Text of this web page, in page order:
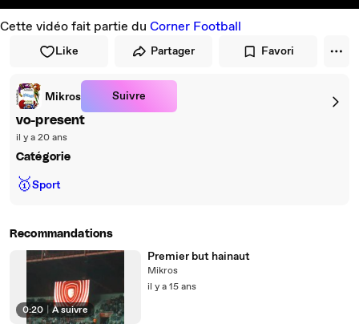
Cette vidéo fait partie du Corner Football
Like Partager Favori
Mikros Suivre
vo-present
il y a 20 ans
Catégorie
🥇Sport
Recommandations
0:20 À suivre
Premier but hainaut
Mikros
il y a 15 ans